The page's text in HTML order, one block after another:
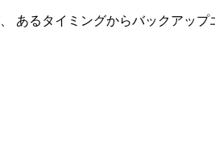
あるタイミングからバックアッ